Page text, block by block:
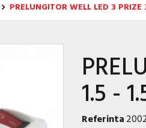
PRELUNGITOR WELL LED 3
1.5 -
Referinta